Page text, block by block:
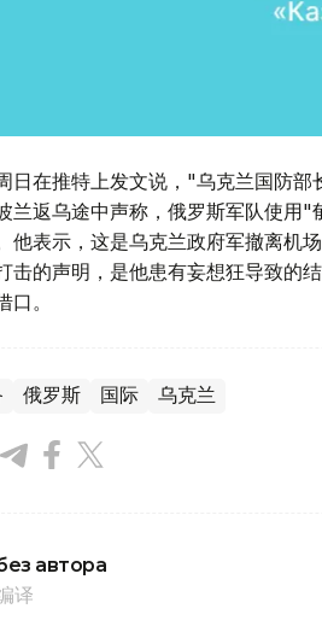
日在推特上发文说，"乌克兰国防
兰返乌途中声称，俄罗斯军队使用
他表示，这是乌克兰政府军撤离机
击的声明，是他患有妄想狂导致的
口。
俄罗斯 国际 乌克兰
автора
译